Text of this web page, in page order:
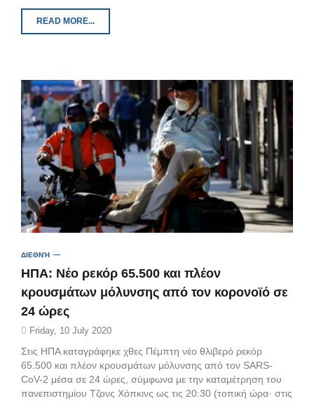
READ MORE...
ΔΙΕΘΝΉ
ΗΠΑ: Νέο ρεκόρ 65.500 και πλέον
κρουσμάτων μόλυνσης από τον κορονοϊό σε
24 ώρες
Friday, 10 July 2020
Στις ΗΠΑ καταγράφηκε χθες Πέμπτη νέο θλιβερό ρεκόρ
65.500 και πλέον κρουσμάτων μόλυνσης από τον SARS-
CoV-2 μέσα σε 24 ώρες, σύμφωνα με την καταμέτρηση του
πανεπιστημίου Τζονς Χόπκινς ως τις 20:30 (τοπική ώρα· στις